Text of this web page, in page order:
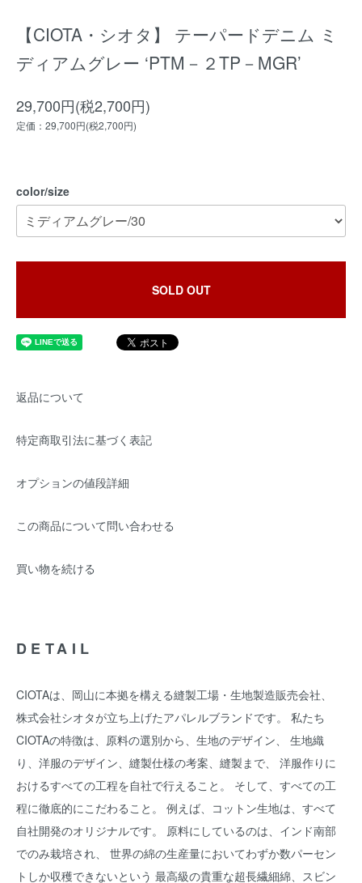
【CIOTA・シオタ】 テーパードデニム ミ
ディアムグレー ‘PTM－２TP－MGR’
29,700円(税2,700円)
定価：29,700円(税2,700円)
color/size
SOLD OUT
返品について
特定商取引法に基づく表記
オプションの値段詳細
この商品について問い合わせる
買い物を続ける
DETAIL
CIOTAは、岡山に本拠を構える縫製工場・生地製造販売会社、
株式会社シオタが立ち上げたアパレルブランドです。 私たち
CIOTAの特徴は、原料の選別から、生地のデザイン、 生地織
り、洋服のデザイン、縫製仕様の考案、縫製まで、 洋服作りに
おけるすべての工程を自社で行えること。 そして、すべての工
程に徹底的にこだわること。 例えば、コットン生地は、すべて
自社開発のオリジナルです。 原料にしているのは、インド南部
でのみ栽培され、 世界の綿の生産量においてわずか数パーセン
トしか収穫できないという 最高級の貴重な超長繊細綿、スビン